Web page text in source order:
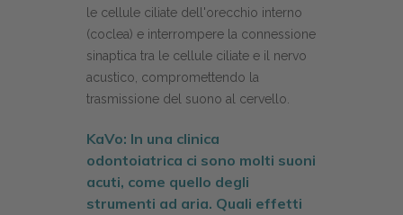
le cellule ciliate dell'orecchio interno
(coclea) e interrompere la connessione
sinaptica tra le cellule ciliate e il nervo
acustico, compromettendo la
trasmissione del suono al cervello.
KaVo: In una clinica
odontoiatrica ci sono molti suoni
acuti, come quello degli
strumenti ad aria. Quali effetti